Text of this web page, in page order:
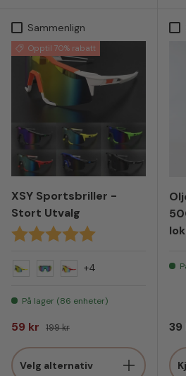
Sammenlign
Opptil 70% rabatt
XSY Sportsbriller -
Stort Utvalg
Karakter:
5.0 av 5 mulige
+4
På lager (86 enheter)
Salgspris
59 kr Vanlig pris
199 kr
Velg alternativ
39